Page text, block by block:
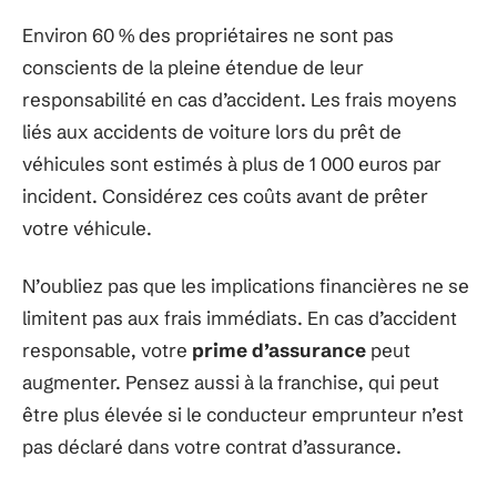
Environ 60 % des propriétaires ne sont pas
conscients de la pleine étendue de leur
responsabilité en cas d’accident. Les frais moyens
liés aux accidents de voiture lors du prêt de
véhicules sont estimés à plus de 1 000 euros par
incident. Considérez ces coûts avant de prêter
votre véhicule.
N’oubliez pas que les implications financières ne se
limitent pas aux frais immédiats. En cas d’accident
responsable, votre prime d’assurance peut
augmenter. Pensez aussi à la franchise, qui peut
être plus élevée si le conducteur emprunteur n’est
pas déclaré dans votre contrat d’assurance.